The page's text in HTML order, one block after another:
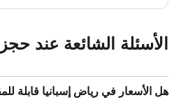
الأسئلة الشائعة عند